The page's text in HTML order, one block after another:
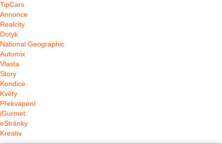
TipCars
Annonce
Realcity
Dotyk
National Geographic
Automix
Vlasta
Story
Kondice
Květy
Překvapení
iGurmet
eStránky
Kreativ